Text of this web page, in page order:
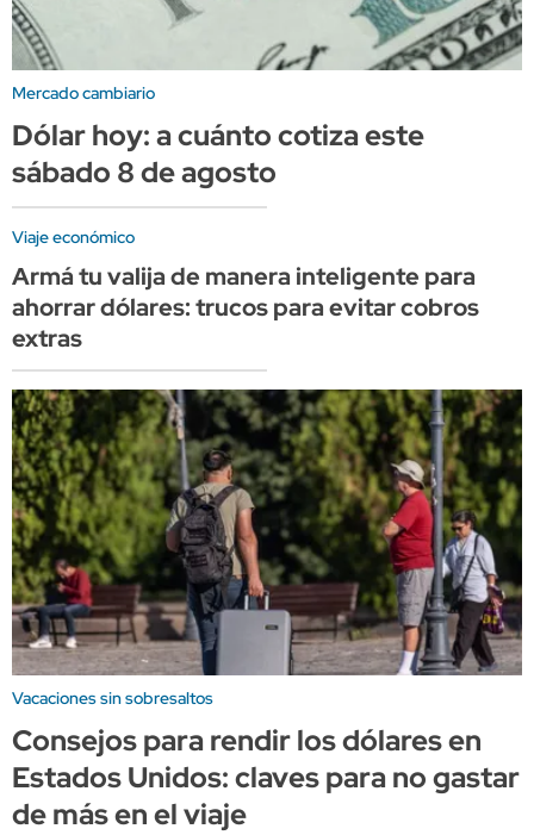
Mercado cambiario
Dólar hoy: a cuánto cotiza este
sábado 8 de agosto
Viaje económico
Armá tu valija de manera inteligente para
ahorrar dólares: trucos para evitar cobros
extras
Vacaciones sin sobresaltos
Consejos para rendir los dólares en
Estados Unidos: claves para no gastar
de más en el viaje